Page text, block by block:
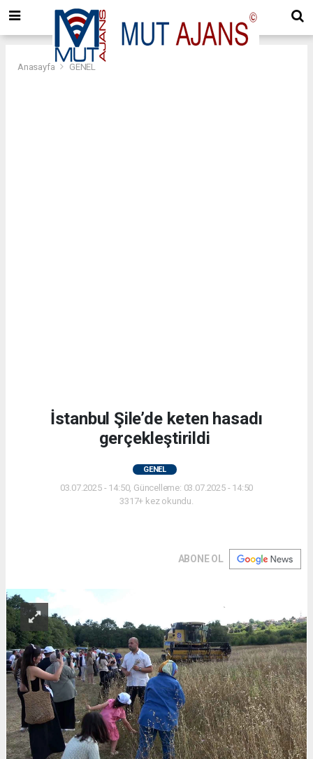
Anasayfa GENEL
İstanbul Şile’de keten hasadı
gerçekleştirildi
GENEL
03.07.2025 - 14:50, Güncelleme: 03.07.2025 - 14:50
3317+ kez okundu.
ABONE OL